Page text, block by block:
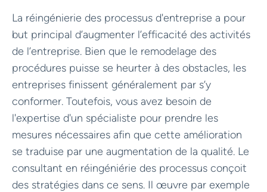
La réingénierie des processus d'entreprise a pour
but principal d’augmenter l’efficacité des activités
de l’entreprise. Bien que le remodelage des
procédures puisse se heurter à des obstacles, les
entreprises finissent généralement par s’y
conformer. Toutefois, vous avez besoin de
l'expertise d'un spécialiste pour prendre les
mesures nécessaires afin que cette amélioration
se traduise par une augmentation de la qualité. Le
consultant en réingéniérie des processus conçoit
des stratégies dans ce sens. Il œuvre par exemple